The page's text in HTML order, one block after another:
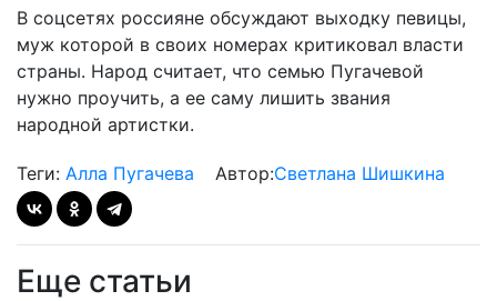
В соцсетях россияне обсуждают выходку певицы,
муж которой в своих номерах критиковал власти
страны. Народ считает, что семью Пугачевой
нужно проучить, а ее саму лишить звания
народной артистки.
Теги: Алла Пугачева Автор:Светлана Шишкина
Еще статьи